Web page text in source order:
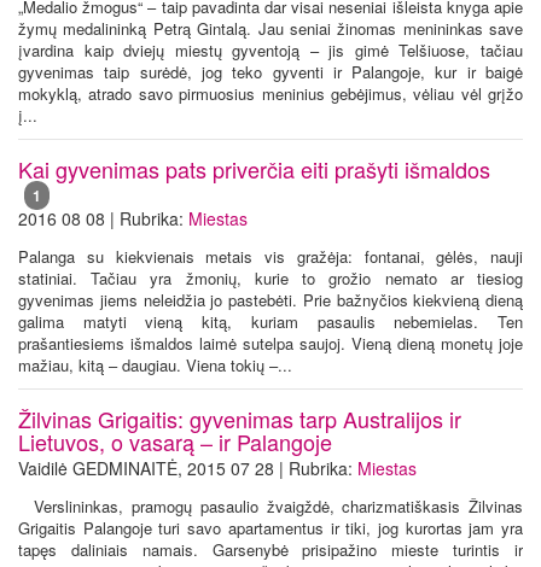
„Medalio žmogus“ – taip pavadinta dar visai neseniai išleista knyga apie
žymų medalininką Petrą Gintalą. Jau seniai žinomas menininkas save
įvardina kaip dviejų miestų gyventoją – jis gimė Telšiuose, tačiau
gyvenimas taip surėdė, jog teko gyventi ir Palangoje, kur ir baigė
mokyklą, atrado savo pirmuosius meninius gebėjimus, vėliau vėl grįžo
į...
Kai gyvenimas pats priverčia eiti prašyti išmaldos
1
2016 08 08 | Rubrika: Miestas
Palanga su kiekvienais metais vis gražėja: fontanai, gėlės, nauji
statiniai. Tačiau yra žmonių, kurie to grožio nemato ar tiesiog
gyvenimas jiems neleidžia jo pastebėti. Prie bažnyčios kiekvieną dieną
galima matyti vieną kitą, kuriam pasaulis nebemielas. Ten
prašantiesiems išmaldos laimė sutelpa saujoj. Vieną dieną monetų joje
mažiau, kitą – daugiau. Viena tokių –...
Žilvinas Grigaitis: gyvenimas tarp Australijos ir
Lietuvos, o vasarą – ir Palangoje
Vaidilė GEDMINAITĖ, 2015 07 28 | Rubrika: Miestas
Verslininkas, pramogų pasaulio žvaigždė, charizmatiškasis Žilvinas
Grigaitis Palangoje turi savo apartamentus ir tiki, jog kurortas jam yra
tapęs daliniais namais. Garsenybė prisipažino mieste turintis ir